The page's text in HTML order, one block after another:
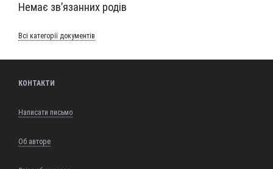
Немає зв’язанних родів
Всі кате­горії документів
КОНТАКТИ
Написати письмо
Об авторе